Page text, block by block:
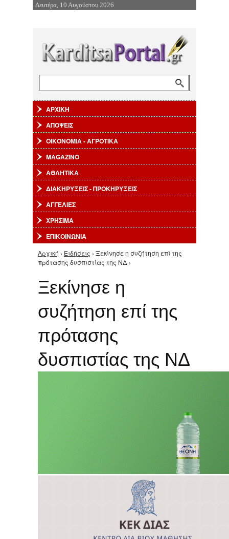
Επιστροφή στην Πλοήγηση
Δευτέρα, 10 Αυγούστου 2026
ΑΡΧΙΚΗ
ΑΠΟΨΕΙΣ
ΟΙΚΟΝΟΜΙΑ - ΑΓΡΟΤΙΚΑ
MAGAZINO
ΑΘΛΗΤΙΚΑ
ΔΙΑΚΗΡΥΞΕΙΣ - ΠΡΟΚΗΡΥΞΕΙΣ
ΑΓΓΕΛΙΕΣ
ΧΡΗΣΙΜΑ
ΕΠΙΚΟΙΝΩΝΙΑ
Είστε εδώ
Αρχική › Ειδήσεις › Ξεκίνησε η συζήτηση επί της
πρότασης δυσπιστίας της ΝΔ ›
Ξεκίνησε η
συζήτηση επί της
πρότασης
δυσπιστίας της ΝΔ